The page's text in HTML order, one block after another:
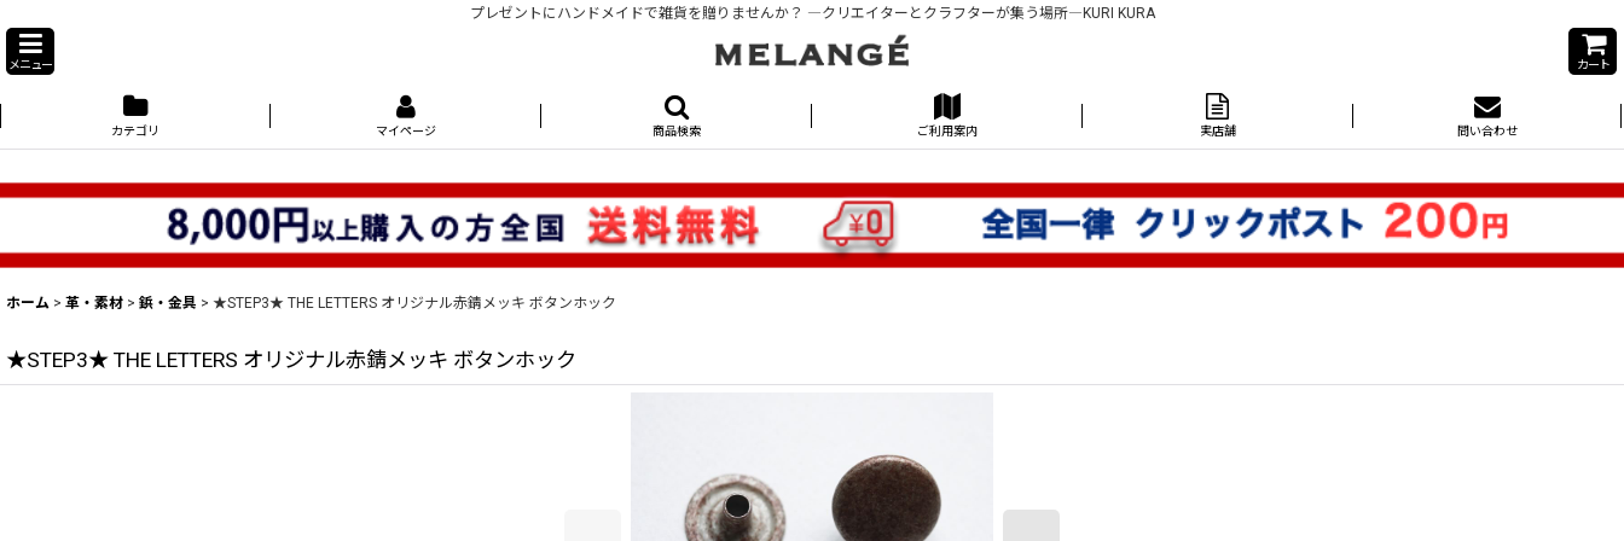
プレゼントにハンドメイドで雑貨を贈りませんか？ ―クリエイターとクラフターが集う場所―KURI KURA
メニュー カート
カテゴリ マイページ 商品検索 ご利用案内 実店舗 問い合わせ
ホーム > 革・素材 > 鋲・金具 > ★STEP3★ THE LETTERS オリジナル赤錆メッキ ボタンホック
★STEP3★ THE LETTERS オリジナル赤錆メッキ ボタンホック